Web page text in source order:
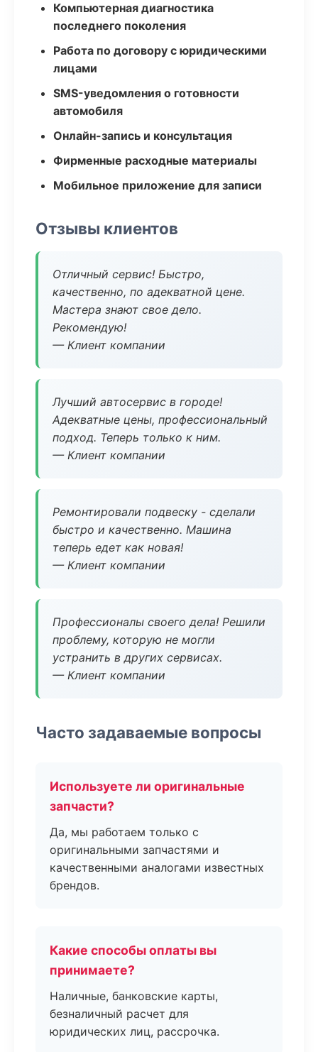
Компьютерная диагностика
последнего поколения
Работа по договору с юридическими
лицами
SMS-уведомления о готовности
автомобиля
Онлайн-запись и консультация
Фирменные расходные материалы
Мобильное приложение для записи
Отзывы клиентов
Отличный сервис! Быстро,
качественно, по адекватной цене.
Мастера знают свое дело.
Рекомендую!
— Клиент компании
Лучший автосервис в городе!
Адекватные цены, профессиональный
подход. Теперь только к ним.
— Клиент компании
Ремонтировали подвеску - сделали
быстро и качественно. Машина
теперь едет как новая!
— Клиент компании
Профессионалы своего дела! Решили
проблему, которую не могли
устранить в других сервисах.
— Клиент компании
Часто задаваемые вопросы
Используете ли оригинальные
запчасти?
Да, мы работаем только с
оригинальными запчастями и
качественными аналогами известных
брендов.
Какие способы оплаты вы
принимаете?
Наличные, банковские карты,
безналичный расчет для
юридических лиц, рассрочка.